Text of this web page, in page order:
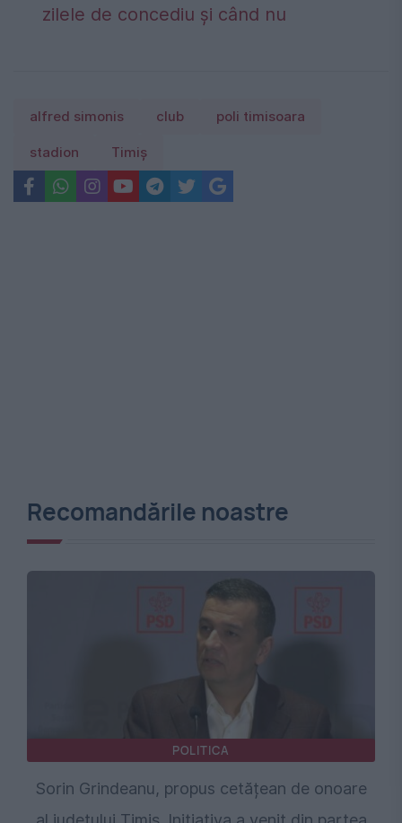
zilele de concediu și când nu
alfred simonis club poli timisoara
stadion Timiş
Recomandările noastre
POLITICA
Sorin Grindeanu, propus cetățean de onoare